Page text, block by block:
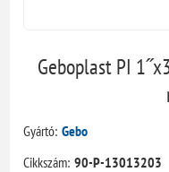
Geboplast PI
Gyártó: Gebo
Cikkszám: 90-P-13013203